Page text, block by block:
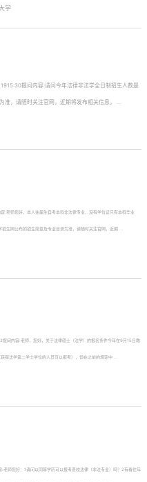
学
提问内容:请问今年法律非法学全日制招生人数是
准，请随时关注官网，近期将发布相关信息。 ...
师您好，本人往届生自考本科非法律专业，没有学位证只有本科毕业
生网公布的招生简章及专业目录为准，请随时关注官网，近期 ...
内容:老师，您好，关于法律硕士（法学）的报名条件今年在9月15日教
得法学第二学士学位的人员可以报考），但在之前的规定中 ...
您好：1请问以同等学历可以报考贵校法律（非法专业）吗？2有看往年